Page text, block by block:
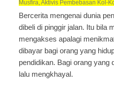
Musfira, Aktivis Pembebasan Kol-
Bercerita mengenai dunia
dibeli di pinggir jalan. Itu bila
mengakses apalagi
dibayar bagi orang yang
pendidikan. Bagi orang
lalu mengkhayal.